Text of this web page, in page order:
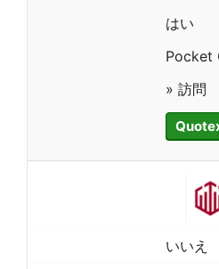
はい
Pocket
» 訪問
いいえ